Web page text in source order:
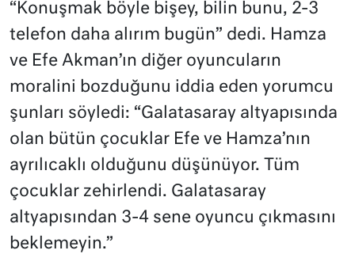
“Konuşmak böyle bişey, bilin bunu, 2-3
telefon daha alırım bugün” dedi. Hamza
ve Efe Akman’ın diğer oyuncuların
moralini bozduğunu iddia eden yorumcu
şunları söyledi: “Galatasaray altyapısında
olan bütün çocuklar Efe ve Hamza’nın
ayrılıcaklı olduğunu düşünüyor. Tüm
çocuklar zehirlendi. Galatasaray
altyapısından 3-4 sene oyuncu çıkmasını
beklemeyin.”